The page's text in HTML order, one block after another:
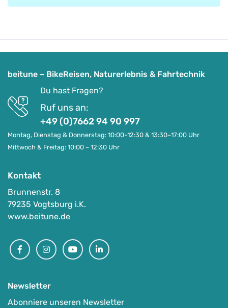
beitune – BikeReisen, Naturerlebnis & Fahrtechnik
Du hast Fragen?
Ruf uns an:
+49 (0)7662 94 90 997
Montag, Dienstag & Donnerstag: 10:00-12:30 & 13:30–17:00 Uhr
Mittwoch & Freitag: 10:00 – 12:30 Uhr
Kontakt
Brunnenstr. 8
79235 Vogtsburg i.K.
www.beitune.de
FacebookInstagramYoutubeLinkedin
Newsletter
Abonniere unseren Newsletter